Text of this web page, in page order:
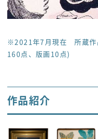
※2021年7月現在 所蔵作
160点、版画10点)
作品紹介